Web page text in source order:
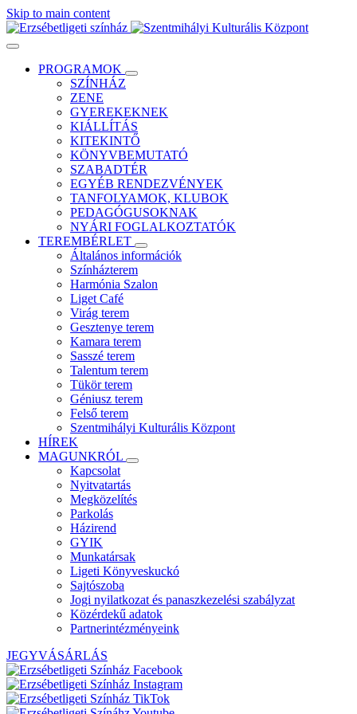
Skip to main content
PROGRAMOK
SZÍNHÁZ
ZENE
GYEREKEKNEK
KIÁLLÍTÁS
KITEKINTŐ
KÖNYVBEMUTATÓ
SZABADTÉR
EGYÉB RENDEZVÉNYEK
TANFOLYAMOK, KLUBOK
PEDAGÓGUSOKNAK
NYÁRI FOGLALKOZTATÓK
TEREMBÉRLET
Általános információk
Színházterem
Harmónia Szalon
Liget Café
Virág terem
Gesztenye terem
Kamara terem
Sasszé terem
Talentum terem
Tükör terem
Géniusz terem
Felső terem
Szentmihályi Kulturális Központ
HÍREK
MAGUNKRÓL
Kapcsolat
Nyitvatartás
Megközelítés
Parkolás
Házirend
GYIK
Munkatársak
Ligeti Könyveskuckó
Sajtószoba
Jogi nyilatkozat és panaszkezelési szabályzat
Közérdekű adatok
Partnerintézményeink
JEGYVÁSÁRLÁS